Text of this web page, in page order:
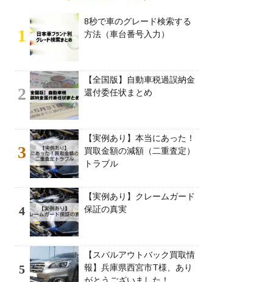
1
8秒で車のグレード検索する
方法（車台番号入力）
2
【全国版】自動車税過誤納金
還付委任状まとめ
3
【実例あり】本当にあった！
買取金額の減額（二重査定）
トラブル
4
【実例あり】クレームガード
保証の真実
5
【スバルアウトバック買取情
報】兵庫県西宮市T様、あり